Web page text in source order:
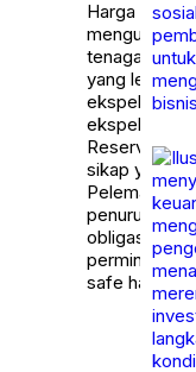
Harga emas
menguat
tenaga kerja
yang lebih
ekspektasi
ekspektasi
Reserve
sikap yang
Pelemahan
penurunan
obligasi turut
permintaan
safe haven.